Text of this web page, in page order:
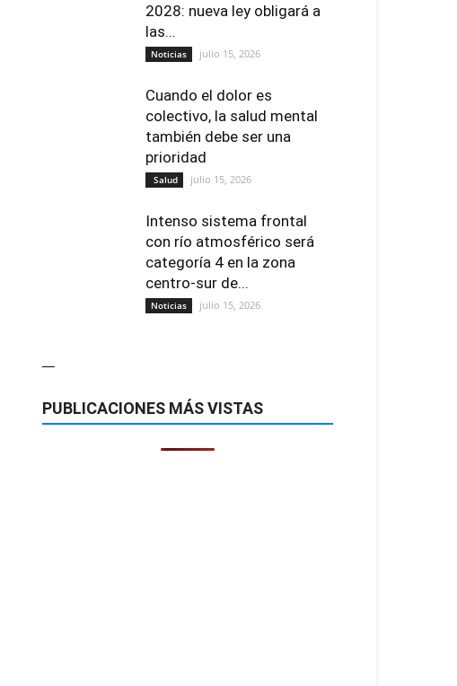
2028: nueva ley obligará a
las...
Noticias julio 15, 2026
Cuando el dolor es
colectivo, la salud mental
también debe ser una
prioridad
Salud julio 15, 2026
Intenso sistema frontal
con río atmosférico será
categoría 4 en la zona
centro-sur de...
Noticias julio 15, 2026
—
PUBLICACIONES MÁS VISTAS